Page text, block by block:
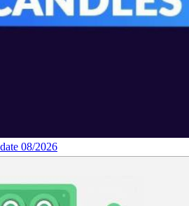
08/2026